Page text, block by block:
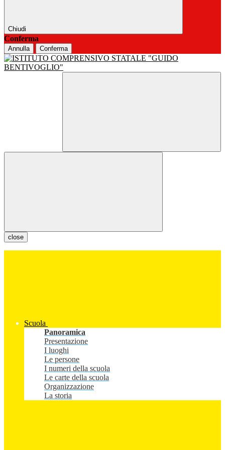
Chiudi
Conferma
Annulla Conferma
close
Scuola
Panoramica
Presentazione
I luoghi
Le persone
I numeri della scuola
Le carte della scuola
Organizzazione
La storia